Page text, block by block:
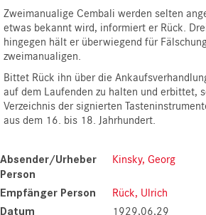
Zweimanualige Cembali werden selten
etwas bekannt wird, informiert er Rück.
hingegen hält er überwiegend für
zweimanualigen.
Bittet Rück ihn über die
auf dem Laufenden zu halten und erbittet,
Verzeichnis der signierten
aus dem 16. bis 18. Jahrhundert.
Absender/Urheber
Person
Kinsky, Georg
Empfänger Person Rück, Ulrich
Datum 1929,06,29